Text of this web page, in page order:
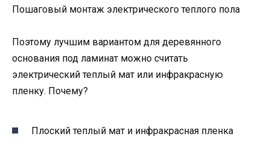
Пошаговый монтаж электрического теплого пола
Поэтому лучшим вариантом для деревянного
основания под ламинат можно считать
электрический теплый мат или инфракрасную
пленку. Почему?
Плоский теплый мат и инфракрасная пленка